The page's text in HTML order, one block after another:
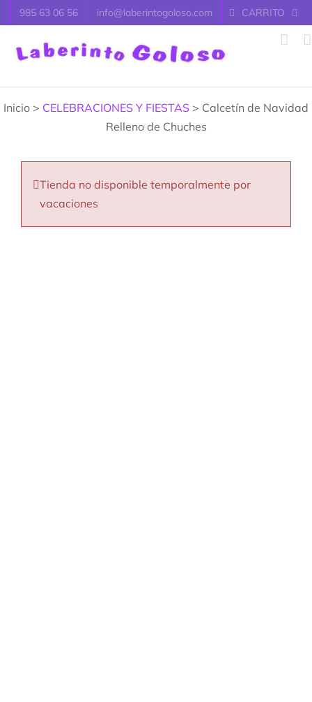
Saltar
al
contenido
985 63 06 56 info@laberintogoloso.com CARRITO
Inicio > CELEBRACIONES Y FIESTAS > Calcetín de Navidad
Relleno de Chuches
Tienda no disponible temporalmente por
vacaciones